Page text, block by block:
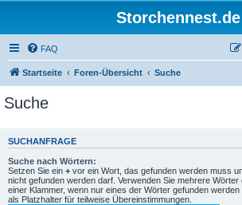
Storchennest.de
FAQ
Startseite Foren-Übersicht Suche
Suche
SUCHANFRAGE
Suche nach Wörtern:
Setzen Sie ein + vor ein Wort, das gefunden werden muss
nicht gefunden werden darf. Verwenden Sie mehrere
einer Klammer, wenn nur eines der Wörter gefunden
als Platzhalter für teilweise Übereinstimmungen.